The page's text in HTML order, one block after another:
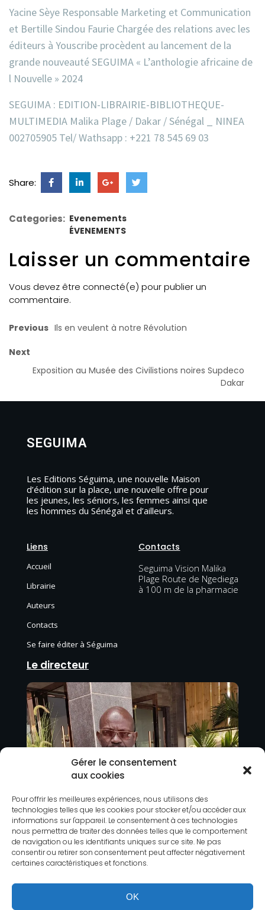
Gérer le consentement
aux cookies
Pour offrir les meilleures expériences, nous utilisons des
technologies telles que les cookies pour stocker et/ou accéder aux
informations sur l'appareil. Le consentement à ces technologies
nous permettra de traiter des données telles que le comportement
de navigation ou les identifiants uniques sur ce site. Ne pas
consentir ou retirer son consentement peut affecter négativement
certaines caractéristiques et fonctions.
OK
Yacine Sèye Responsable Marketing et Communication
et Bertille Sindou Faurie Chargée des relations avec les
éditeurs à Youscribe procèdent au lancement de la
grande nouveauté SEGUIMA « L’anthologie africaine de
l Nouvelle » 2024
SEGUIMA : EDITION-LIBRAIRIE-BIBLIOTHEQUE-
MULTIMEDIA Malika Plage / Dakar / Sénégal _ NINEA
002705905 Tel/ Wathsapp : +221 78 545 69 03
Share:
Categories: Evenements
ÉVENEMENTS
Laisser un commentaire
Vous devez être connecté(e) pour publier un
commentaire.
Previous Ils en veulent à notre Révolution
Next
Exposition au Musée des Civilistions noires Supdeco
Dakar
SEGUIMA
Les Editions Séguima, une nouvelle Maison
d’édition sur la place, une nouvelle offre pour
les jeunes, les séniors, les femmes ainsi que
les hommes du Sénégal et d’ailleurs.
Liens
Accueil
Librairie
Auteurs
Contacts
Se faire éditer à Séguima
Contacts
Seguima Vision Malika
Plage Route de Ngediega
à 100 m de la pharmacie
Le directeur